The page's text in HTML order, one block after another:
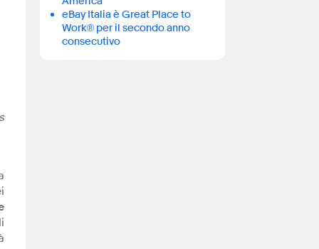
eBay Italia è Great Place to
Work® per il secondo anno
consecutivo